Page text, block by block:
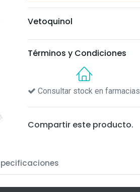
Vetoquinol
Términos y Condiciones
Consultar stock en farmacias
Compartir este producto.